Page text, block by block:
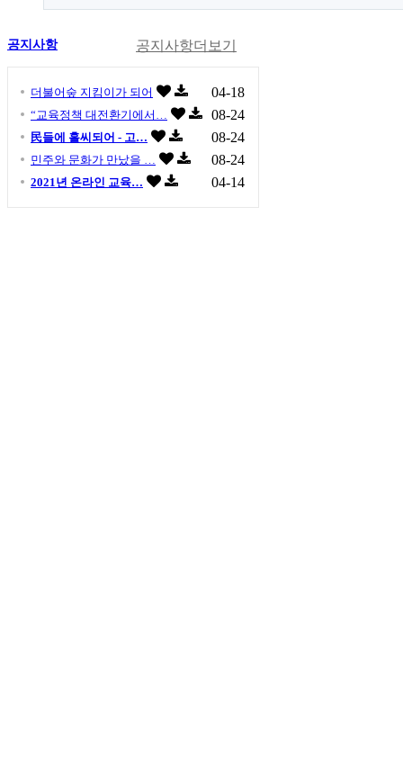
공지사항
더불어숲 지킴이가 되어 04-18
“교육정책 대전환기에서… 08-24
民들에 홀씨되어 - 고… 08-24
민주와 문화가 만났을 … 08-24
2021년 온라인 교육… 04-14
공지사항더보기